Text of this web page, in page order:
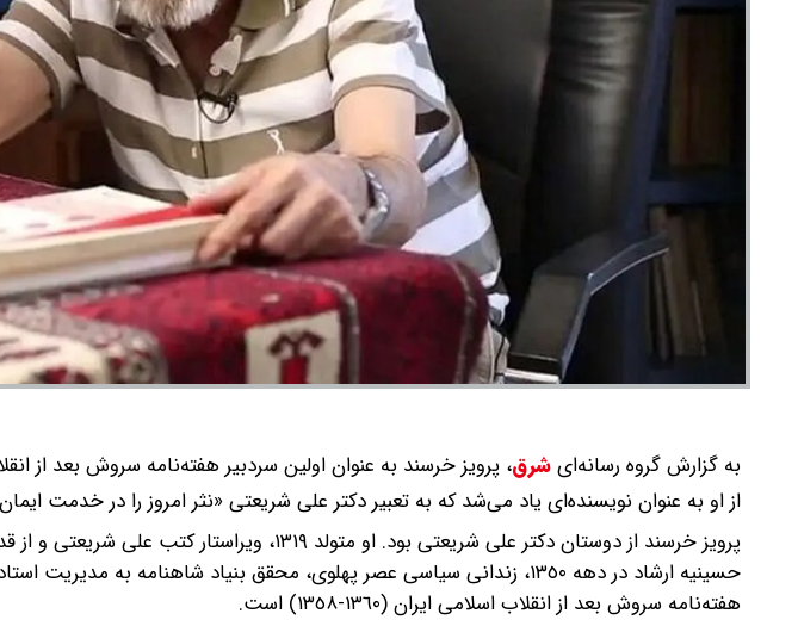
به گزارش گروه رسانه‌ایشرق، پرویز خرسند به عنوان اولین سردبیر هفته‌نامه سروش بعد از انقلاب اسلامی
از او به عنوان نویسنده‌ای یاد می‌شد که به تعبیر دکتر علی شریعتی «نثر امروز را در خدمت ایمان
پرویز خرسند از دوستان دکتر علی شریعتی بود. او متولد
حسینیه ارشاد در دهه ١٣٥٠، زندانی سیاسی عصر پهلوی، محقق بنیاد شاهنامه به
هفته‌نامه سروش بعد از انقلاب اسلامی ایران (١٣٦٠-١٣٥٨) است.